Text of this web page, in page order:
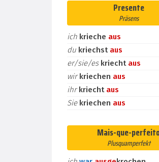
Presente
Präsens
ich krieche aus
du kriechst aus
er/sie/es kriecht aus
wirkriechen aus
ihrkriecht aus
Sie kriechen aus
Mais-que-
Plusquamperfekt